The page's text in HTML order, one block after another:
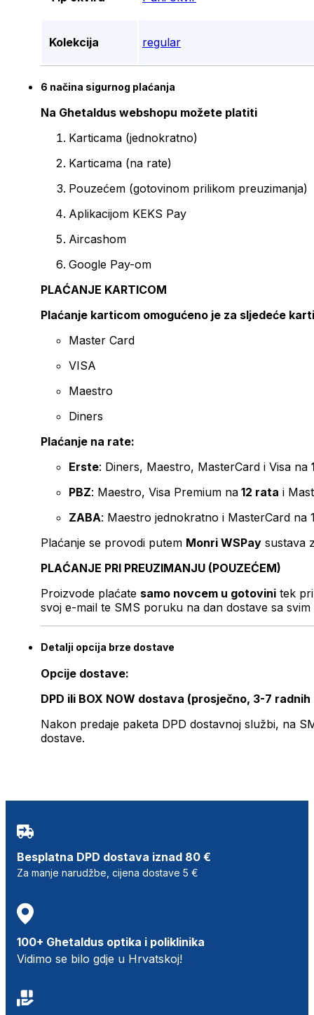
Kolekcija regular
6 načina sigurnog plaćanja
Na Ghetaldus webshopu možete platiti
Karticama (jednokratno)
Karticama (na rate)
Pouzećem (gotovinom prilikom preuzimanja)
Aplikacijom KEKS Pay
Aircashom
Google Pay-om
PLAĆANJE KARTICOM
Plaćanje karticom omogućeno je za sljedeće
Master Card
VISA
Maestro
Diners
Plaćanje na rate:
Erste: Diners, Maestro, MasterCard i Visa na
PBZ: Maestro, Visa Premium na 12 rata i
ZABA: Maestro jednokratno i MasterCard na
Plaćanje se provodi putem Monri WSPay sustava
PLAĆANJE PRI PREUZIMANJU (POUZEĆEM)
Proizvode plaćate samo novcem u gotovini tek
svoj e-mail te SMS poruku na dan dostave sa svim
Detalji opcija brze dostave
Opcije dostave:
DPD ili BOX NOW dostava (prosječno, 3-7 radnih
Nakon predaje paketa DPD dostavnoj službi, na
dostave.
Besplatna DPD dostava iznad 80 €
Za manje narudžbe, cijena dostave 5 €
100+ Ghetaldus optika i poliklinika
Vidimo se bilo gdje u Hrvatskoj!